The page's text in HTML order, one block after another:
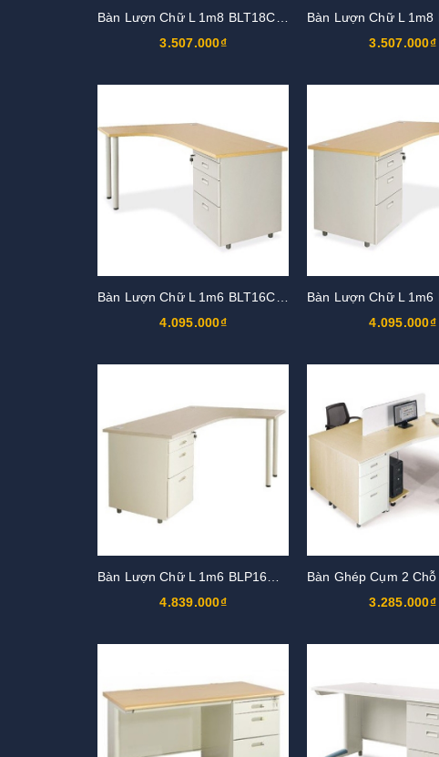
3.507.000₫
3.507.000₫
4.095.000₫
4.095.000₫
4.839.000₫
3.285.000₫